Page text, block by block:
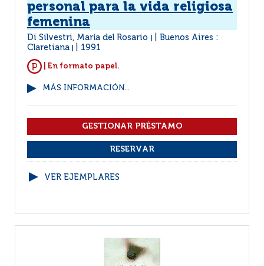
personal para la vida religiosa
femenina
Di Silvestri, María del Rosario
Buenos Aires :
Claretiana
1991
| En formato papel.
MÁS INFORMACIÓN...
VER EJEMPLARES